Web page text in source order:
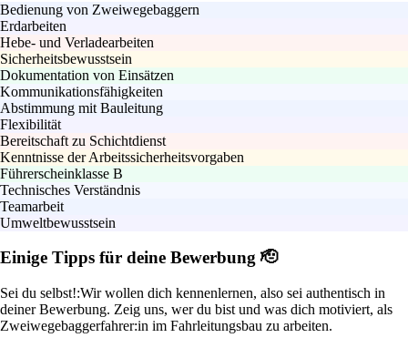
Bedienung von Zweiwegebaggern
Erdarbeiten
Hebe- und Verladearbeiten
Sicherheitsbewusstsein
Dokumentation von Einsätzen
Kommunikationsfähigkeiten
Abstimmung mit Bauleitung
Flexibilität
Bereitschaft zu Schichtdienst
Kenntnisse der Arbeitssicherheitsvorgaben
Führerscheinklasse B
Technisches Verständnis
Teamarbeit
Umweltbewusstsein
Einige Tipps für deine Bewerbung 🫡
Sei du selbst!:Wir wollen dich kennenlernen, also sei authentisch in
deiner Bewerbung. Zeig uns, wer du bist und was dich motiviert, als
Zweiwegebaggerfahrer:in im Fahrleitungsbau zu arbeiten.